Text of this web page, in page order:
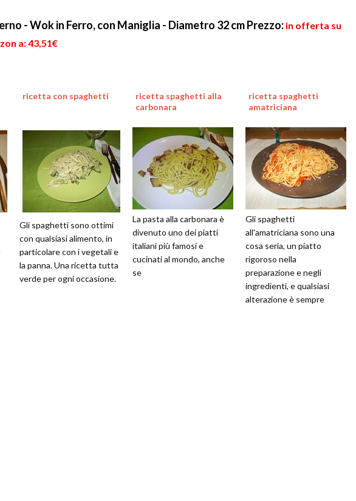
- Wok in Ferro, con Maniglia - Diametro 32 cmPrezzo: in offerta su
a: 43,51€
ricetta con spaghetti
Gli spaghetti sono ottimi
con qualsiasi alimento, in
particolare con i vegetali e
la panna. Una ricetta tutta
verde per ogni occasione.
ricetta spaghetti alla
carbonara
La pasta alla carbonara è
divenuto uno dei piatti
italiani più famosi e
cucinati al mondo, anche
se
ricetta spaghetti
amatriciana
Gli spaghetti
all'amatriciana sono una
cosa seria, un piatto
rigoroso nella
preparazione e negli
ingredienti, e qualsiasi
alterazione è sempre